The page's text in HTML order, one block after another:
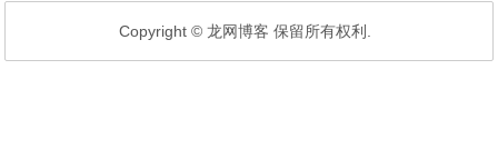
Copyright © 龙网博客 保留所有权利.